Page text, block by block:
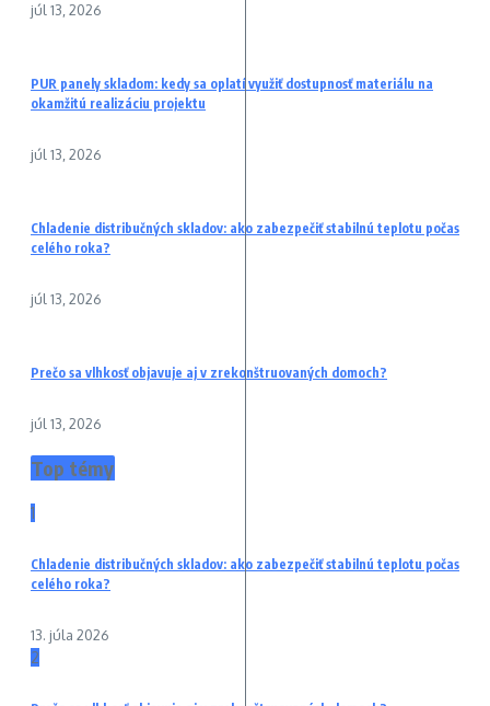
júl 13, 2026
PUR panely skladom: kedy sa oplatí využiť dostupnosť materiálu na
okamžitú realizáciu projektu
júl 13, 2026
Chladenie distribučných skladov: ako zabezpečiť stabilnú teplotu počas
celého roka?
júl 13, 2026
Prečo sa vlhkosť objavuje aj v zrekonštruovaných domoch?
júl 13, 2026
Top témy
1
Chladenie distribučných skladov: ako zabezpečiť stabilnú teplotu počas
celého roka?
13. júla 2026
2